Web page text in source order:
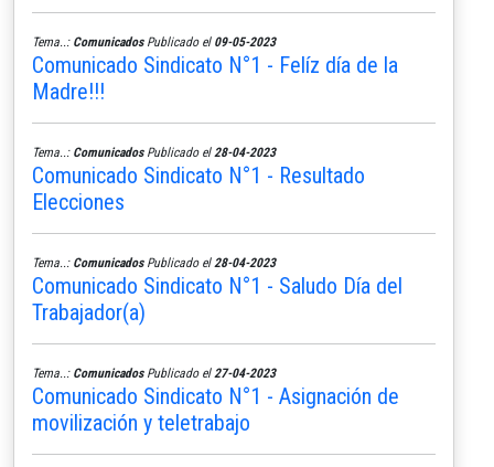
Tema..: ComunicadosPublicado el 09-05-2023
Comunicado Sindicato N°1 - Felíz día de la
Madre!!!
Tema..: ComunicadosPublicado el 28-04-2023
Comunicado Sindicato N°1 - Resultado
Elecciones
Tema..: ComunicadosPublicado el 28-04-2023
Comunicado Sindicato N°1 - Saludo Día del
Trabajador(a)
Tema..: ComunicadosPublicado el 27-04-2023
Comunicado Sindicato N°1 - Asignación de
movilización y teletrabajo